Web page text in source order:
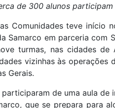
de 300 alunos
Comunidades teve início
Samarco em parceria com
turmas, nas cidades
vizinhas às
Gerais.
de uma aula
que se prepara para